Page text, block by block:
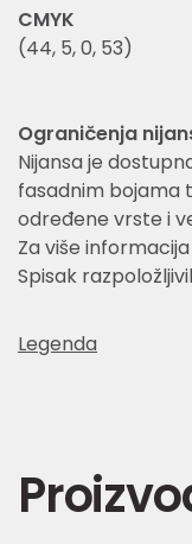
CMYK
(44, 5, 0, 53)
Ograničenja
Nijansa je
fasadnim bojama
određene vrste i
Za više
Spisak
Legenda